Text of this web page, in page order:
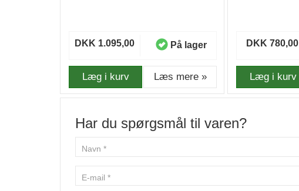
DKK 1.095,00 På lager
Læg i kurv Læs mere »
DKK 780,00
Læg i kurv
Har du spørgsmål til varen?